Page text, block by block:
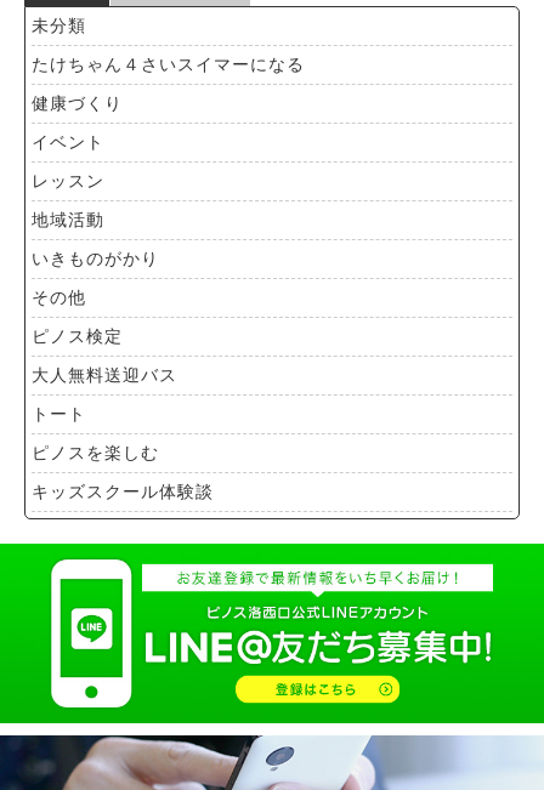
未分類
たけちゃん４さいスイマーになる
健康づくり
イベント
レッスン
地域活動
いきものがかり
その他
ピノス検定
大人無料送迎バス
トート
ピノスを楽しむ
キッズスクール体験談